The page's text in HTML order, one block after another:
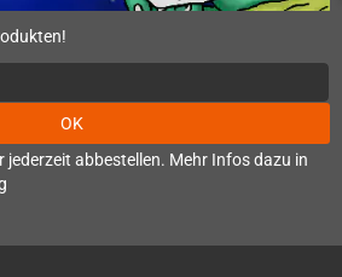
OK
jederzeit abbestellen. Mehr Infos dazu in